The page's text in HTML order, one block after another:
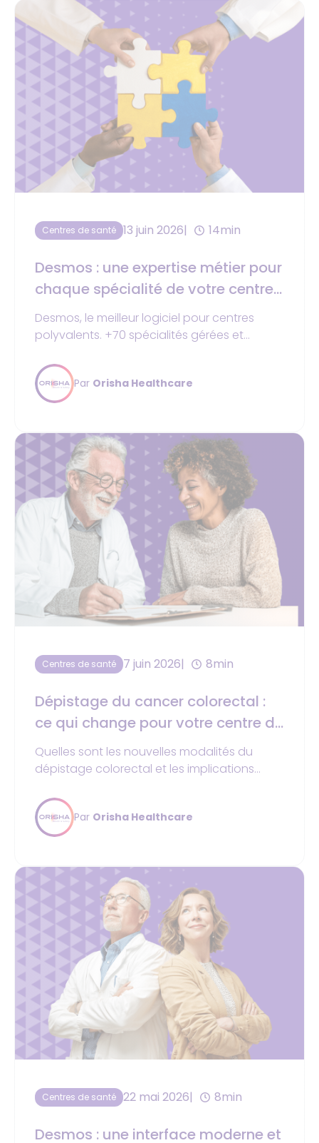
Centres de santé 13 juin 2026 14min
Desmos : une expertise métier pour
chaque spécialité de votre centre
de santé
Desmos, le meilleur logiciel pour centres
polyvalents. +70 spécialités gérées et
Par Orisha Healthcare
Centres de santé 7 juin 2026 8min
Dépistage du cancer colorectal :
ce qui change pour votre centre de
santé en 2026
Quelles sont les nouvelles modalités du
dépistage colorectal et les implications
l’arrêté du 10 mars 2026 ? Découvrez-le ici.
Par Orisha Healthcare
Centres de santé 22 mai 2026 8min
Desmos : une interface moderne et